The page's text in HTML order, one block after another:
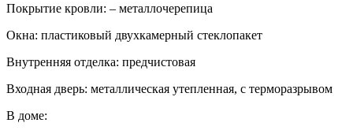
Покрытие кровли: – металлочерепица
Окна: пластиковый двухкамерный стеклопакет
Внутренняя отделка: предчистовая
Входная дверь: металлическая утепленная, с терморазрывом
В доме: